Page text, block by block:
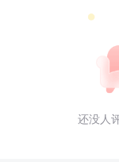
还没人